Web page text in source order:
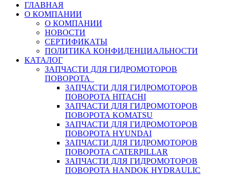
ГЛАВНАЯ
О КОМПАНИИ
О КОМПАНИИ
НОВОСТИ
СЕРТИФИКАТЫ
ПОЛИТИКА КОНФИДЕНЦИАЛЬНОСТИ
КАТАЛОГ
ЗАПЧАСТИ ДЛЯ ГИДРОМОТОРОВ
ПОВОРОТА
ЗАПЧАСТИ ДЛЯ ГИДРОМОТОРОВ
ПОВОРОТА HITACHI
ЗАПЧАСТИ ДЛЯ ГИДРОМОТОРОВ
ПОВОРОТА KOMATSU
ЗАПЧАСТИ ДЛЯ ГИДРОМОТОРОВ
ПОВОРОТА HYUNDAI
ЗАПЧАСТИ ДЛЯ ГИДРОМОТОРОВ
ПОВОРОТА CATERPILLAR
ЗАПЧАСТИ ДЛЯ ГИДРОМОТОРОВ
ПОВОРОТА HANDOK HYDRAULIC